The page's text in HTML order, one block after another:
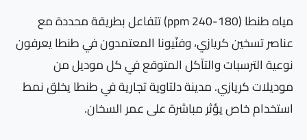
مياه طنطا (180-240 ppm) تتفاعل بطريقة محددة مع
عناصر تسخين كريازي، وفنّيونا المعتمدون في طنطا يعرفون
نوعية الترسبات والتآكل المتوقع في كل موديل من
موديلات كريازي. مدينة دلتاوية تجارية في طنطا يخلق نمط
استخدام خاص يؤثر مباشرة على عمر السخان.